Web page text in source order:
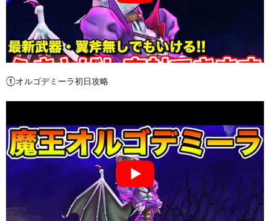
①オルゴデミーラ初日攻略